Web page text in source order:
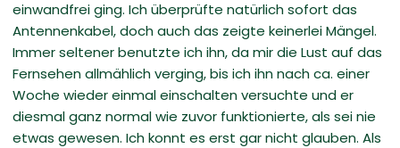
einwandfrei ging. Ich überprüfte natürlich sofort das
Antennenkabel, doch auch das zeigte keinerlei Mängel.
Immer seltener benutzte ich ihn, da mir die Lust auf das
Fernsehen allmählich verging, bis ich ihn nach ca. einer
Woche wieder einmal einschalten versuchte und er
diesmal ganz normal wie zuvor funktionierte, als sei nie
etwas gewesen. Ich konnt es erst gar nicht glauben. Als